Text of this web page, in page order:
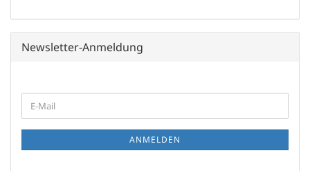
Newsletter-Anmeldung
ZUR
NEWSLETTER-
E-
Mail
ANMELDEN